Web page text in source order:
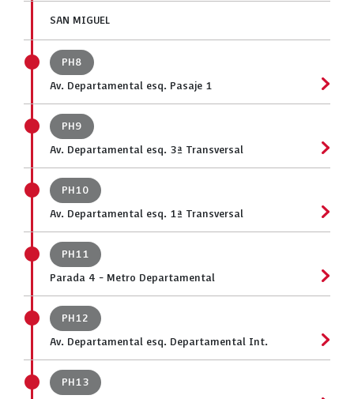
SAN MIGUEL
PH8
Av. Departamental esq. Pasaje 1
PH9
Av. Departamental esq. 3ª Transversal
PH10
Av. Departamental esq. 1ª Transversal
PH11
Parada 4 - Metro Departamental
PH12
Av. Departamental esq. Departamental Int.
PH13